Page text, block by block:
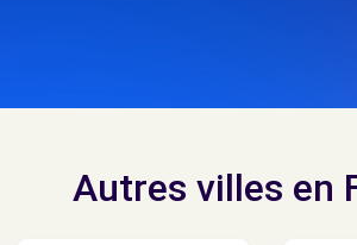
Autres villes en